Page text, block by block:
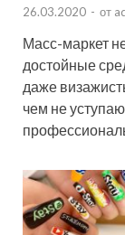
26.03.2020 - от
Масс-маркет
достойные
даже
чем не